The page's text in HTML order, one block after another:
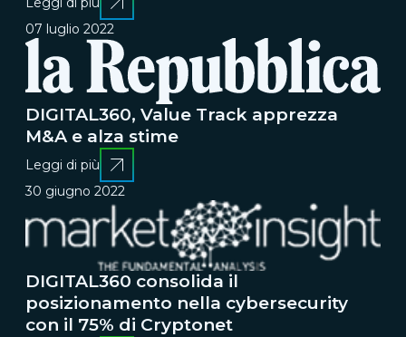
07 luglio 2022
DIGITAL360, Value Track apprezza
M&A e alza stime
Leggi di più
30 giugno 2022
DIGITAL360 consolida il
posizionamento nella cybersecurity
con il 75% di Cryptonet